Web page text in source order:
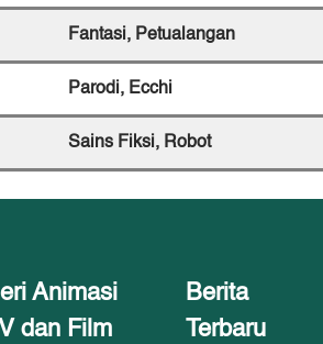
Fantasi, Petualangan
Parodi, Ecchi
Sains Fiksi, Robot
Animasi
dan Film
Berita
Terbaru